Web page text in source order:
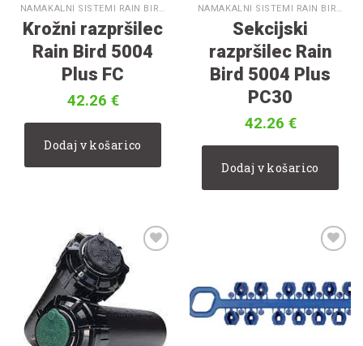
NAMAKALNI SISTEMI RAIN BIRD
Krožni razpršilec
Rain Bird 5004
Plus FC
42.26 €
Dodaj v košarico
NAMAKALNI SISTEMI RAIN BIRD
Sekcijski
razpršilec Rain
Bird 5004 Plus
PC30
42.26 €
Dodaj v košarico
seznam
želja